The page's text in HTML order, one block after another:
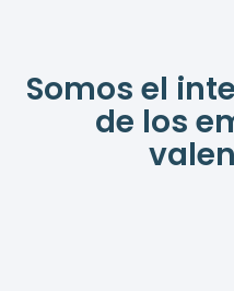
Somos el
de los